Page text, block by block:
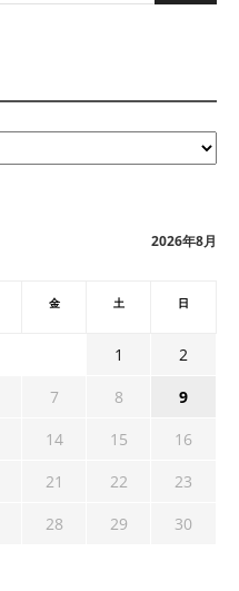
2026年8月
金 土 日
1
2
7 8
9
14 15
16
21 22
23
28 29
30